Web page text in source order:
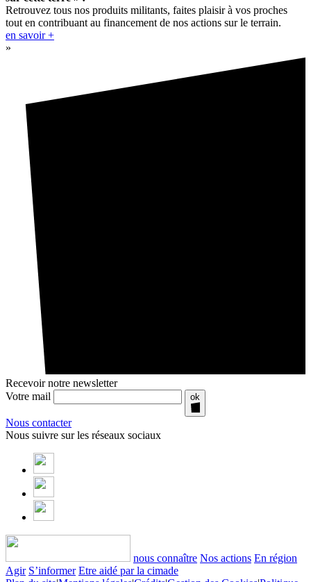
Retrouvez tous nos produits militants, faites plaisir à vos proches
tout en contribuant au financement de nos actions sur le terrain.
en savoir +
»
Recevoir notre newsletter
Votre mail
ok
Nous contacter
Nous suivre sur les réseaux sociaux
nous connaître Nos actions En région
Agir S’informer Etre aidé par la cimade